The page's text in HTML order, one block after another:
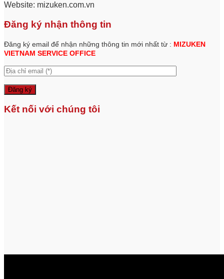
Website: mizuken.com.vn
Đăng ký nhận thông tin
Đăng ký email để nhận những thông tin mới nhất từ : MIZUKEN
VIETNAM SERVICE OFFICE
Kết nối với chúng tôi